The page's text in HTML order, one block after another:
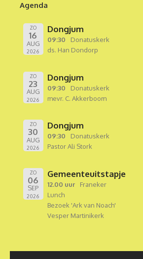
Agenda
ZO
16
AUG
2026
Dongjum
09:30
Donatuskerk
ds. Han Dondorp
ZO
23
AUG
2026
Dongjum
09:30
Donatuskerk
mevr. C. Akkerboom
ZO
30
AUG
2026
Dongjum
09:30
Donatuskerk
Pastor Ali Stork
ZO
06
SEP
2026
Gemeenteuitstapje
12.00 uur
Franeker
Lunch
Bezoek 'Ark van Noach'
Vesper Martinikerk